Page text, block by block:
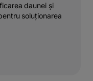
daunei și
soluționarea